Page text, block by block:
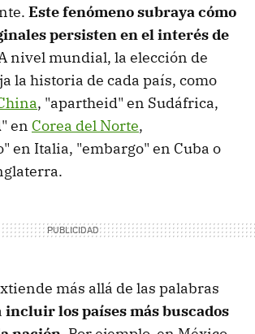
Este fenómeno subraya cómo
persisten en el interés de
nivel mundial, la elección de
la historia de cada país, como
, "apartheid" en Sudáfrica,
en Corea del Norte,
en Italia, "embargo" en Cuba o
más allá de las palabras
incluir los países más buscados